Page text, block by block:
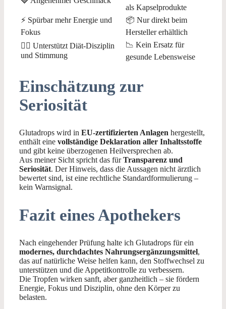
als Kapselprodukte
⚡ Spürbar mehr Energie und
Fokus
📦 Nur direkt beim
Hersteller erhältlich
🧘‍♂️ Unterstützt Diät-Disziplin
und Stimmung
📉 Kein Ersatz für
gesunde Lebensweise
Einschätzung zur
Seriosität
Glutadrops wird in EU-zertifizierten Anlagen hergestellt,
enthält eine vollständige Deklaration aller Inhaltsstoffe
und gibt keine überzogenen Heilversprechen ab.
Aus meiner Sicht spricht das fürTransparenz und
Seriosität. Der Hinweis, dass die Aussagen nicht ärztlich
bewertet sind, ist eine rechtliche Standardformulierung –
kein Warnsignal.
Fazit eines Apothekers
Nach eingehender Prüfung halte ich Glutadrops für ein
modernes, durchdachtes Nahrungsergänzungsmittel,
das auf natürliche Weise helfen kann, den Stoffwechsel zu
unterstützen und die Appetitkontrolle zu verbessern.
Die Tropfen wirken sanft, aber ganzheitlich – sie fördern
Energie, Fokus und Disziplin, ohne den Körper zu
belasten.